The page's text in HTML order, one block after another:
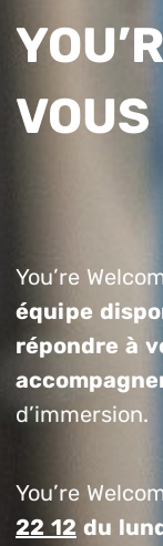
You’re
équipe
répondre à
d’immersion.
You’re
22 12 du